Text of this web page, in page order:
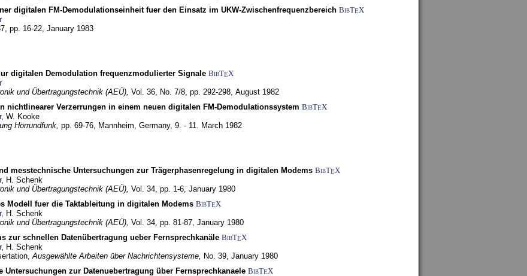
digitalen FM-Demodulationseinheit fuer den Einsatz im UKW-Zwischenfrequenzbereich BibTEX
pp. 16-22, January 1983
digitalen Demodulation frequenzmodulierter Signale BibTEX
und Übertragungstechnik (AEÜ), Vol. 36, No. 7/8, pp. 292-298, August 1982
nichtlinearer Verzerrungen in einem neuen digitalen FM-Demodulationssystem BibTEX
, W. Kooke
Hörrundfunk, pp. 69-76, Mannheim, Germany, 9. - 11. March 1982
messtechnische Untersuchungen zur Trägerphasenregelung in digitalen Modems BibTEX
, H. Schenk
und Übertragungstechnik (AEÜ), Vol. 34, pp. 1-6, January 1980
Modell fuer die Taktableitung in digitalen Modems BibTEX
, H. Schenk
und Übertragungstechnik (AEÜ), Vol. 34, pp. 81-87, January 1980
zur schnellen Datenübertragung ueber Fernsprechkanäle BibTEX
, H. Schenk
Ausgewählte Arbeiten über Nachrichtensysteme, No. 39, January 1980
Untersuchungen zur Datenuebertragung über Fernsprechkanaele BibTEX